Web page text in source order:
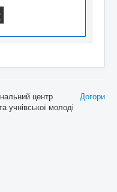
Догори
центр
учнівської молоді